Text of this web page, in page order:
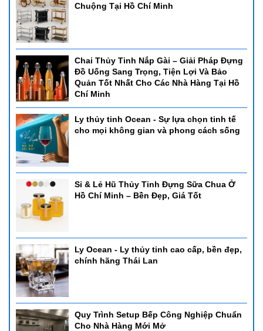
Chuộng Tại Hồ Chí Minh
Chai Thủy Tinh Nắp Gài – Giải Pháp Đựng
Đồ Uống Sang Trọng, Tiện Lợi Và Bảo
Quản Tốt Nhất Cho Các Nhà Hàng Tại Hồ
Chí Minh
Ly thủy tinh Ocean - Sự lựa chọn tinh tế
cho mọi không gian và phong cách sống
Sỉ & Lẻ Hũ Thủy Tinh Đựng Sữa Chua Ở
Hồ Chí Minh – Bền Đẹp, Giá Tốt
Ly Ocean - Ly thủy tinh cao cấp, bền đẹp,
chính hãng Thái Lan
Quy Trình Setup Bếp Công Nghiệp Chuẩn
Cho Nhà Hàng Mới Mở